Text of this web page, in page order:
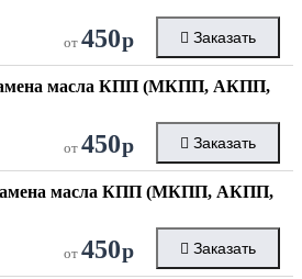
от 450р Заказать
масла КПП (МКПП, АКПП,
от 450р Заказать
замена масла КПП (МКПП, АКПП,
от 450р Заказать